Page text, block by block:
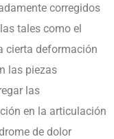
corregidos
tales como el
cierta deformación
las piezas
las
en la articulación
de dolor